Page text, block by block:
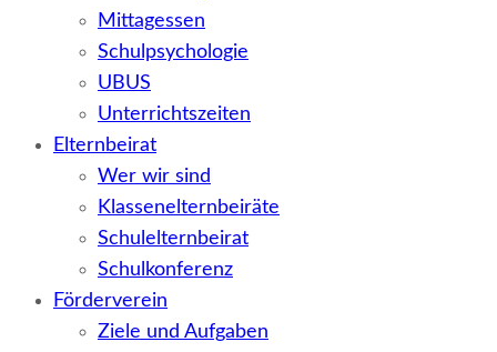
Mittagessen
Schulpsychologie
UBUS
Unterrichtszeiten
Elternbeirat
Wer wir sind
Klassenelternbeiräte
Schulelternbeirat
Schulkonferenz
Förderverein
Ziele und Aufgaben